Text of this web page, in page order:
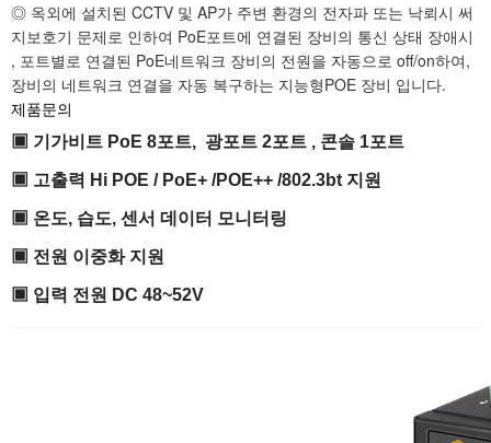
◎ 옥외에 설치된 CCTV 및 AP가 주변 환경의 전자파 또는 낙뢰시 써
지보호기 문제로 인하여 PoE포트에 연결된 장비의 통신 상태 장애시
, 포트별로 연결된 PoE네트워크 장비의 전원을 자동으로 off/on하여,
장비의 네트워크 연결을 자동 복구하는 지능형POE 장비 입니다.
제품문의
▣ 기가비트 PoE 8포트, 광포트 2포트 , 콘솔 1포트
▣ 고출력 Hi POE / PoE+ /POE++ /802.3bt 지원
▣ 온도, 습도, 센서 데이터 모니터링
▣ 전원 이중화 지원
▣ 입력 전원 DC 48~52V